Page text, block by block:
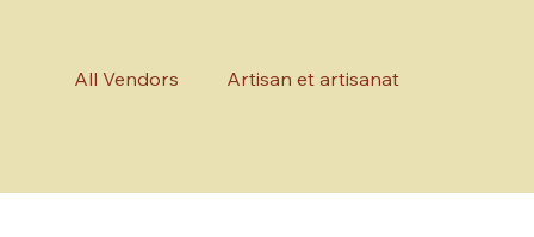
All Vendors Artisan et artisanat